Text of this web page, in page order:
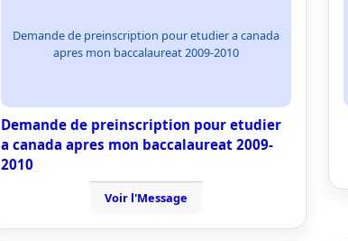
Demande de preinscription pour etudier a canada
apres mon baccalaureat 2009-2010
Demande de preinscription pour etudier
a canada apres mon baccalaureat 2009-
2010
Voir l'Message